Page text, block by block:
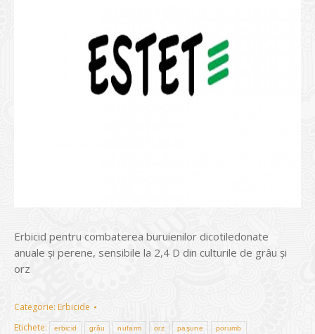
Erbicid pentru combaterea buruienilor dicotiledonate
anuale şi perene, sensibile la 2,4 D din culturile de grâu şi
orz
Categorie: Erbicide
Etichete:
erbicid grâu nufarm orz paşune porumb